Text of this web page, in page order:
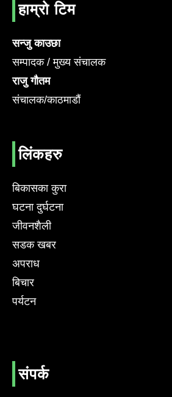
हाम्रो टिम
सन्जु काउछा
सम्पादक / मुख्य संचालक
राजु गौतम
संचालक/काठमाडौं
लिंकहरु
बिकासका कुरा
घटना दुर्घटना
जीवनशैली
सडक खबर
अपराध
बिचार
पर्यटन
संपर्क